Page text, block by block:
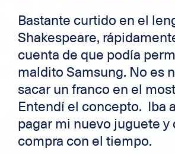
Bastante curtido en el
Shakespeare,
cuenta de que podía
maldito Samsung. No es
sacar un franco en el
Entendí el concepto. Iba
pagar mi nuevo juguete y
compra con el tiempo.